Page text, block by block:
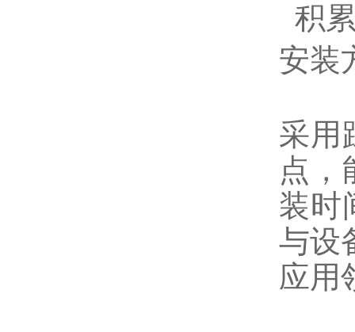
积
安装
采用
点，
装时
与设
应用